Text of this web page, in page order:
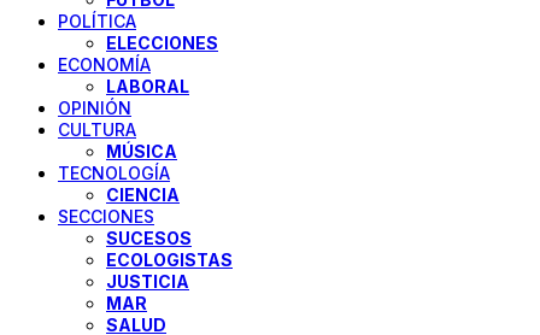
POLÍTICA
ELECCIONES
ECONOMÍA
LABORAL
OPINIÓN
CULTURA
MÚSICA
TECNOLOGÍA
CIENCIA
SECCIONES
SUCESOS
ECOLOGISTAS
JUSTICIA
MAR
SALUD